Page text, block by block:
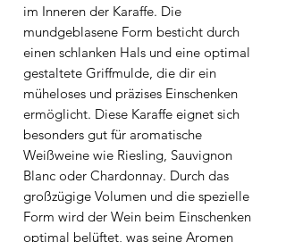
im Inneren der Karaffe. Die
mundgeblasene Form besticht durch
einen schlanken Hals und eine optimal
gestaltete Griffmulde, die dir ein
müheloses und präzises Einschenken
ermöglicht. Diese Karaffe eignet sich
besonders gut für aromatische
Weißweine wie Riesling, Sauvignon
Blanc oder Chardonnay. Durch das
großzügige Volumen und die spezielle
Form wird der Wein beim Einschenken
optimal belüftet, was seine Aromen